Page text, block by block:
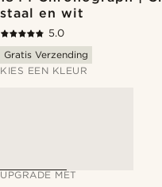
staal en wit
5.0
Gratis Verzending
KIES EEN KLEUR
UPGRADE MET